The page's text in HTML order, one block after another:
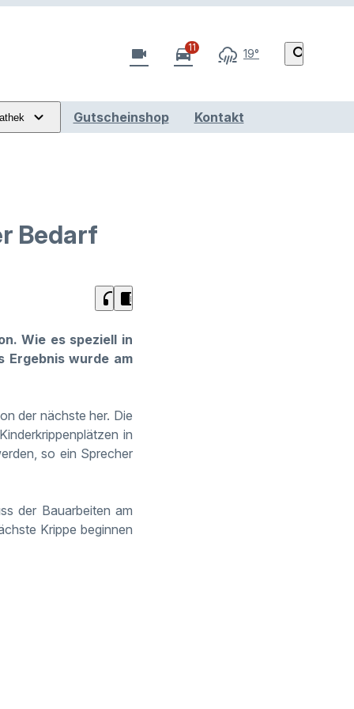
videocam directions_car11 19° search
Gutscheinshop Kontakt
Bedarf
headphones chrome_reader_mode
Wie es speziell in
Ergebnis wurde am
der nächste her. Die
in
so ein Sprecher
der Bauarbeiten am
Krippe beginnen